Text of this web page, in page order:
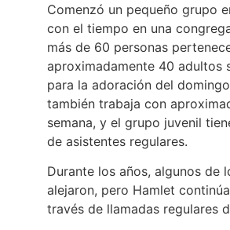
Comenzó un pequeño grupo
con el tiempo en una
más de 60 personas
aproximadamente 40 adultos
para la adoración del
también trabaja con
semana, y el grupo juvenil
de asistentes regulares.
Durante los años, algunos de
alejaron, pero Hamlet
través de llamadas regulares